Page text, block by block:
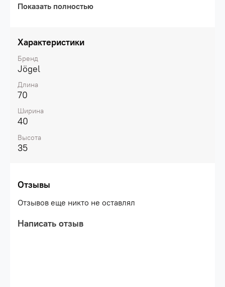
оборудовании. Изделие выполнено из прочного
перекладины и шесты;\nПодходит для изделий с
диаметров 25 мм;\nВысококачественный
пластик.\nХарактеристики:\nМатериал:
нейлон\nЦвет: черный\nГабариты, см: 4 х 3,7 х
Показать полностью
Характеристики
Бренд
Jögel
Длина
70
Ширина
40
Высота
35
Отзывы
Отзывов еще никто не оставлял
Написать отзыв